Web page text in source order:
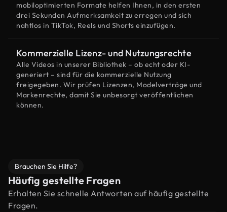
mobiloptimierten Formate helfen Ihnen, in den ersten
drei Sekunden Aufmerksamkeit zu erregen und sich
nahtlos in TikTok, Reels und Shorts einzufügen.
Kommerzielle Lizenz- und Nutzungsrechte
Alle Videos in unserer Bibliothek – ob echt oder KI-
generiert – sind für die kommerzielle Nutzung
freigegeben. Wir prüfen Lizenzen, Modelverträge und
Markenrechte, damit Sie unbesorgt veröffentlichen
können.
Brauchen Sie Hilfe?
Häufig gestellte Fragen
Erhalten Sie schnelle Antworten auf häufig gestellte
Fragen.